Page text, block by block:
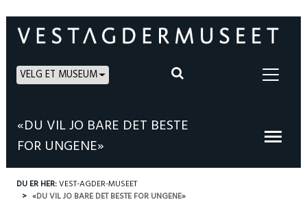
VELG ET MUSEUM
«DU VIL JO BARE DET BESTE
FOR UNGENE»
DU ER HER:VEST-AGDER-MUSEET
«DU VIL JO BARE DET BESTE FOR UNGENE»